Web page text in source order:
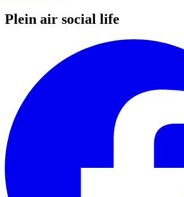
Plein air social life